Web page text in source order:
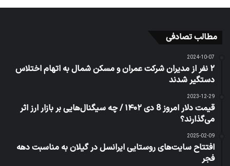
مطالب تصادفی
2024-10-07
۲ نفر از مدیران شرکت عمران و مسکن شمال به اتهام اختلاس
دستگیر شدند
2023-12-29
قیمت دلار امروز 8 دی ۱۴۰۲ / چه سیگنال‌هایی بر بازار ارز اثر
می‌گذارند؟
2025-02-09
افتتاح سایت‌های روستایی ایرانسل در گیلان به مناسبت دهه
فجر